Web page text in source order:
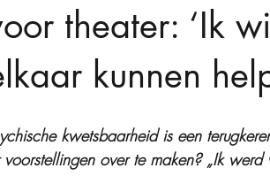
theater: ‘Ik
kunnen
kwetsbaarheid is een
voorstellingen over te maken? „Ik